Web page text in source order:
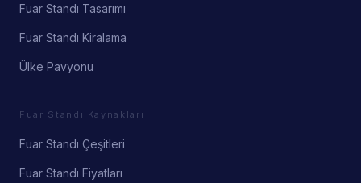
Fuar Standı Tasarımı
Fuar Standı Kiralama
Ülke Pavyonu
Fuar Standı Kaynakları
Fuar Standı Çeşitleri
Fuar Standı Fiyatları